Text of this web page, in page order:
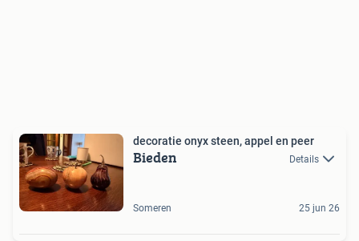
decoratie onyx steen, appel en peer
Bieden Details
Someren 25 jun 26